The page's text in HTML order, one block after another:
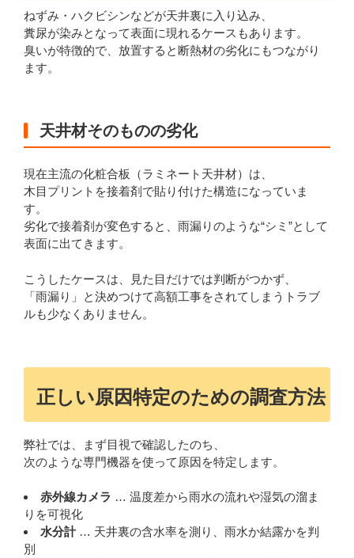
ねずみ・ハクビシンなどが天井裏に入り込み、
糞尿が染みとなって表面に現れるケースもあります。
臭いが特徴的で、放置すると断熱材の劣化にもつながり
ます。
天井材そのものの劣化
現在主流の化粧合板（ラミネート天井材）は、
木目プリントを接着剤で貼り付けた構造になっていま
す。
劣化で接着剤が変色すると、雨漏りのような“シミ”として
表面に出てきます。
こうしたケースは、見た目だけでは判断がつかず、
「雨漏り」と決めつけて高額工事をされてしまうトラブ
ルも少なくありません。
正しい原因特定のための調査方法
弊社では、まず目視で確認したのち、
次のような専門機器を使って原因を特定します。
赤外線カメラ … 温度差から雨水の流れや湿気の溜ま
りを可視化
水分計… 天井裏の含水率を測り、雨水か結露かを判
別